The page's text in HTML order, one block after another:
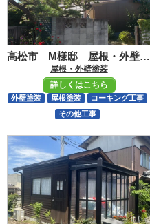
高松市 M様邸 屋根・外壁ともに超高耐候型無機塗料にて塗装
屋根・外壁塗装
詳しくはこちら
外壁塗装 屋根塗装
コーキング工事
その他工事